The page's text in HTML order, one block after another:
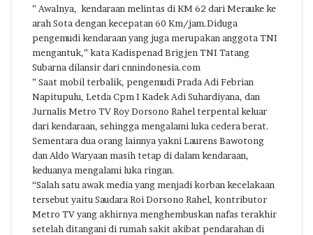
” Awalnya, kendaraan melintas di KM 62 dari Merauke ke
arah Sota dengan kecepatan 60 Km/jam.Diduga
pengemudi kendaraan yang juga merupakan anggota TNI
mengantuk,” kata Kadispenad Brigjen TNI Tatang
Subarna dilansir dari cnnindonesia.com
” Saat mobil terbalik, pengemudi Prada Adi Febrian
Napitupulu, Letda Cpm I Kadek Adi Suhardiyana, dan
Jurnalis Metro TV Roy Dorsono Rahel terpental keluar
dari kendaraan, sehingga mengalami luka cedera berat.
Sementara dua orang lainnya yakni Laurens Bawotong
dan Aldo Waryaan masih tetap di dalam kendaraan,
keduanya mengalami luka ringan.
“Salah satu awak media yang menjadi korban kecelakaan
tersebut yaitu Saudara Roi Dorsono Rahel, kontributor
Metro TV yang akhirnya menghembuskan nafas terakhir
setelah ditangani di rumah sakit akibat pendarahan di